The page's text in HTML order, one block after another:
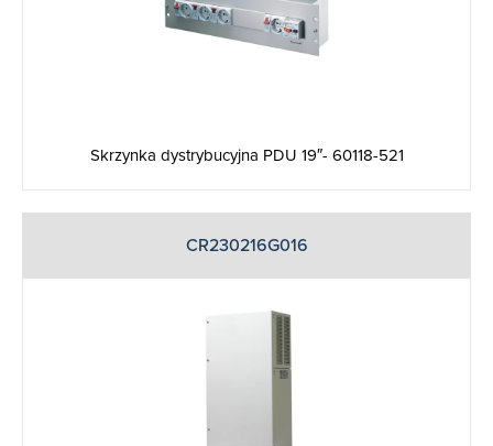
Skrzynka dystrybucyjna PDU 19″- 60118-521
CR230216G016